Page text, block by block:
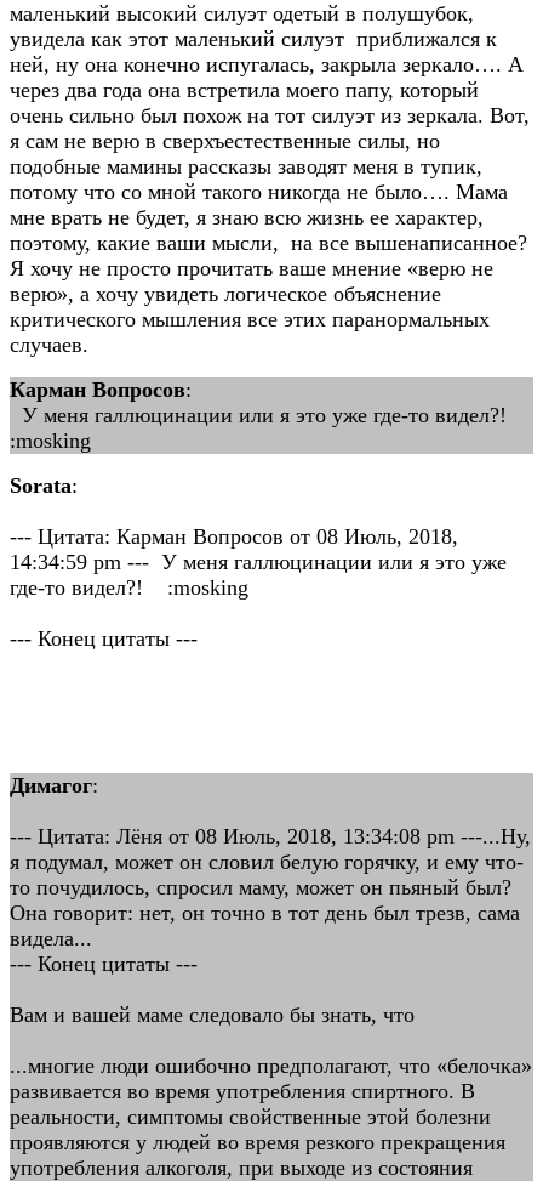
маленький высокий силуэт одетый в полушубок,
увидела как этот маленький силуэт приближался к
ней, ну она конечно испугалась, закрыла зеркало…. А
через два года она встретила моего папу, который
очень сильно был похож на тот силуэт из зеркала. Вот,
я сам не верю в сверхъестественные силы, но
подобные мамины рассказы заводят меня в тупик,
потому что со мной такого никогда не было…. Мама
мне врать не будет, я знаю всю жизнь ее характер,
поэтому, какие ваши мысли, на все вышенаписанное?
Я хочу не просто прочитать ваше мнение «верю не
верю», а хочу увидеть логическое объяснение
критического мышления все этих паранормальных
случаев.
Карман Вопросов:
У меня галлюцинации или я это уже где-то видел?!
:mosking
Sorata:
--- Цитата: Карман Вопросов от 08 Июль, 2018,
14:34:59 pm --- У меня галлюцинации или я это уже
где-то видел?! :mosking
--- Конец цитаты ---
Димагог:
--- Цитата: Лёня от 08 Июль, 2018, 13:34:08 pm ---...Ну,
я подумал, может он словил белую горячку, и ему что-
то почудилось, спросил маму, может он пьяный был?
Она говорит: нет, он точно в тот день был трезв, сама
видела...
--- Конец цитаты ---
Вам и вашей маме следовало бы знать, что
...многие люди ошибочно предполагают, что «белочка»
развивается во время употребления спиртного. В
реальности, симптомы свойственные этой болезни
проявляются у людей во время резкого прекращения
употребления алкоголя, при выходе из состояния